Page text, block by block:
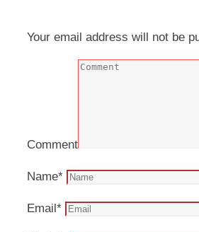
Your email address will not be
Comment
Name*
Email*